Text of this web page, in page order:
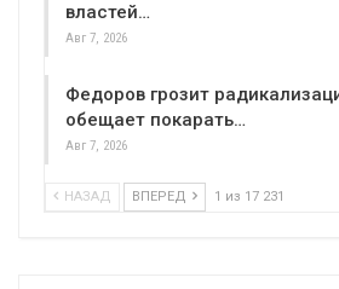
властей…
Авг 7, 2026
Федоров грозит
обещает покарать…
Авг 7, 2026
НАЗАД ВПЕРЕД 1 из 17 231